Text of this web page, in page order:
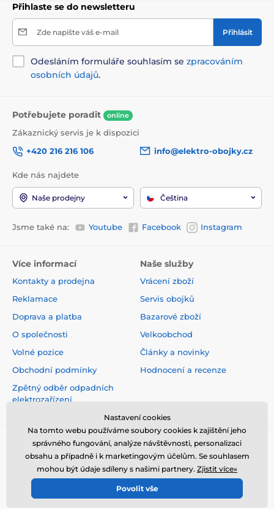
Přihlaste se do newsletteru
Zde napište váš e-mail Přihlásit
Odesláním formuláře souhlasím se zpracováním
osobních údajů.
Potřebujete poradit online
Zákaznický servis je k dispozici
+420 216 216 106
info@elektro-obojky.cz
Kde nás najdete
Naše prodejny Čeština
Jsme také na: Youtube Facebook Instagram
Více informací
Kontakty a prodejna
Reklamace
Doprava a platba
O společnosti
Volné pozice
Obchodní podmínky
Zpětný odběr odpadních
elektrozařízení
Naše služby
Vrácení zboží
Servis obojků
Bazarové zboží
Velkoobchod
Články a novinky
Hodnocení a recenze
© 2026 www.elektro-obojky.cz ⦁ E-shop vytvořila
Nastavení cookies
Na tomto webu používáme soubory cookies k zajištění jeho
správného fungování, analýze návštěvnosti, personalizaci
obsahu a případně i k marketingovým účelům. Se souhlasem
mohou být údaje sdíleny s našimi partnery. Zjistit více»
Povolit vše